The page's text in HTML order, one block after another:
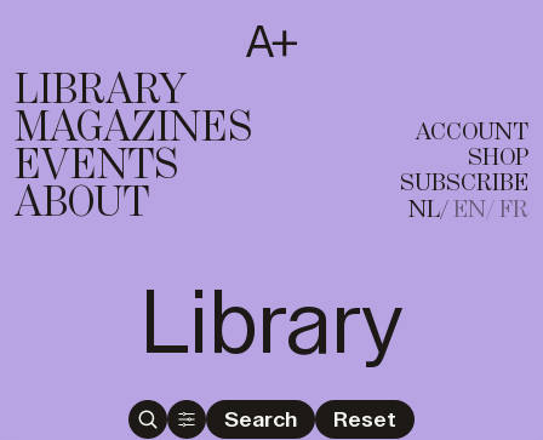
T
EN FR
LIBRARY
MAGAZINES
EVENTS
ABOUT
ACCOUNT
SHOP
SUBSCRIBE
NL EN FR
Library
Search Reset